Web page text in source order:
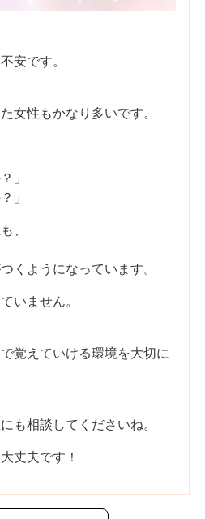
安です。
女性もかなり多いです。
」
」
、
くようになっています。
いません。
覚えていける環境を大切に
も相談してくださいね。
丈夫です！